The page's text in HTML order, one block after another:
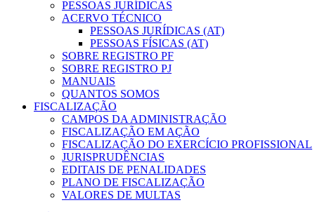
PESSOAS JURÍDICAS
ACERVO TÉCNICO
PESSOAS JURÍDICAS (AT)
PESSOAS FÍSICAS (AT)
SOBRE REGISTRO PF
SOBRE REGISTRO PJ
MANUAIS
QUANTOS SOMOS
FISCALIZAÇÃO
CAMPOS DA ADMINISTRAÇÃO
FISCALIZAÇÃO EM AÇÃO
FISCALIZAÇÃO DO EXERCÍCIO PROFISSIONAL
JURISPRUDÊNCIAS
EDITAIS DE PENALIDADES
PLANO DE FISCALIZAÇÃO
VALORES DE MULTAS